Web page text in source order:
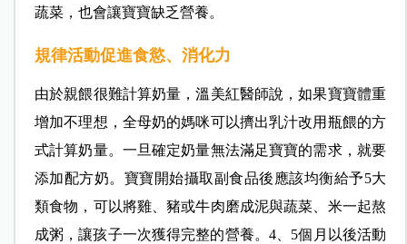
蔬菜，也會讓寶寶缺乏營養。
規律活動促進食慾、消化力
由於親餵很難計算奶量，溫美紅醫師說，如果寶寶體重
增加不理想，全母奶的媽咪可以擠出乳汁改用瓶餵的方
式計算奶量。一旦確定奶量無法滿足寶寶的需求，就要
添加配方奶。寶寶開始攝取副食品後應該均衡給予5大
類食物，可以將雞、豬或牛肉磨成泥與蔬菜、米一起熬
成粥，讓孩子一次獲得完整的營養。4、5個月以後活動